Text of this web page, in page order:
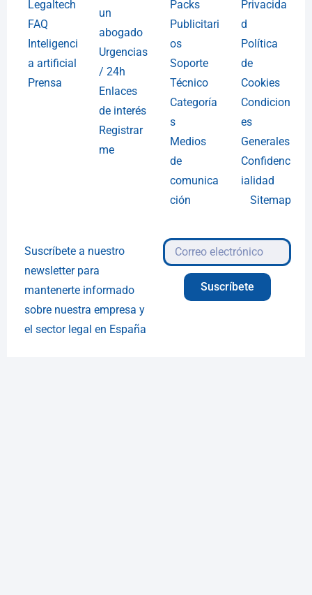
Legaltech
FAQ
Inteligenci
a artificial
Prensa
un
abogado
Urgencias
/ 24h
Enlaces
de interés
Registrar
me
Packs
Publicitari
os
Soporte
Técnico
Categoría
s
Medios
de
comunica
ción
Privacida
d
Política
de
Cookies
Condicion
es
Generales
Confidenc
ialidad
Sitemap
Suscríbete a nuestro
newsletter para
mantenerte informado
sobre nuestra empresa y
el sector legal en España
Suscríbete